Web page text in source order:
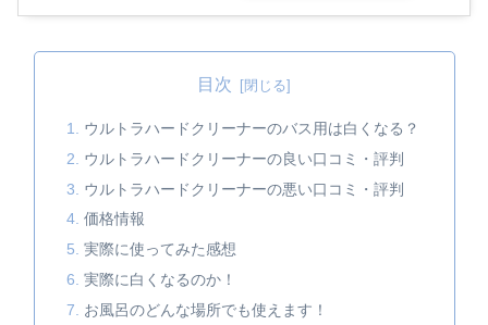
目次
ウルトラハードクリーナーのバス用は白くなる？
ウルトラハードクリーナーの良い口コミ・評判
​​​​ウルトラハードクリーナーの悪い口コミ・評判
価格情報
実際に使ってみた感想
実際に白くなるのか！
お風呂のどんな場所でも使えます！